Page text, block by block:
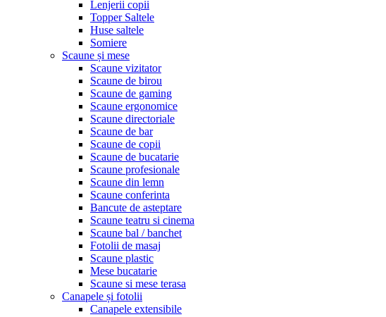
Lenjerii copii
Topper Saltele
Huse saltele
Somiere
Scaune și mese
Scaune vizitator
Scaune de birou
Scaune de gaming
Scaune ergonomice
Scaune directoriale
Scaune de bar
Scaune de copii
Scaune de bucatarie
Scaune profesionale
Scaune din lemn
Scaune conferinta
Bancute de asteptare
Scaune teatru si cinema
Scaune bal / banchet
Fotolii de masaj
Scaune plastic
Mese bucatarie
Scaune si mese terasa
Canapele și fotolii
Canapele extensibile